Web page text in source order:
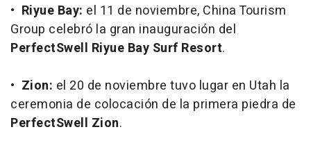
• Riyue Bay: el 11 de noviembre, China Tourism
Group celebró la gran inauguración del
PerfectSwell Riyue Bay Surf Resort.
• Zion: el 20 de noviembre tuvo lugar en Utah la
ceremonia de colocación de la primera piedra de
PerfectSwell Zion.